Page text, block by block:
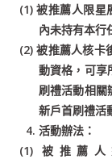
(1) 被推薦人限星
內未持有本行
(2) 被推薦人核卡
動資格，可享
刷禮活動相關
新戶首刷禮活
活動辦法：
(1) 被推薦